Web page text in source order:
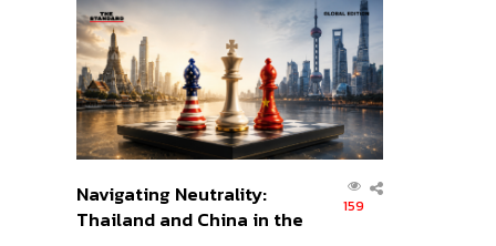
ส่วนยุทธศาสตร์ไทย –
อินโดนีเซีย
Navigating Neutrality:
Thailand and China in the
159